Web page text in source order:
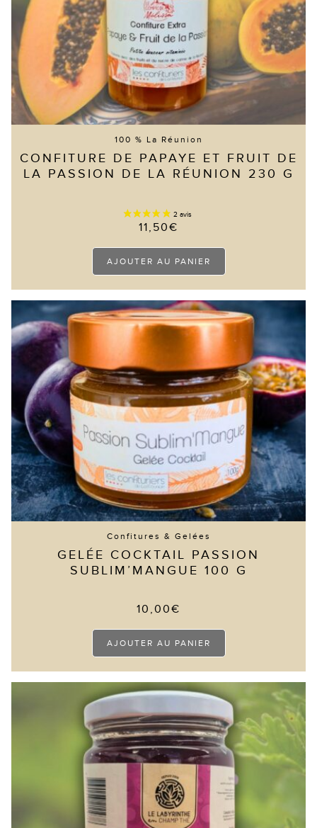
100 % La Réunion
CONFITURE DE PAPAYE ET FRUIT DE
LA PASSION DE LA RÉUNION 230 G
11,50€
AJOUTER AU PANIER
Confitures & Gelées
GELÉE COCKTAIL PASSION
SUBLIM’MANGUE 100 G
10,00€
AJOUTER AU PANIER